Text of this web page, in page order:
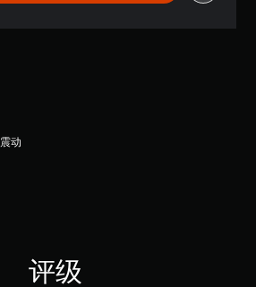
动
评级